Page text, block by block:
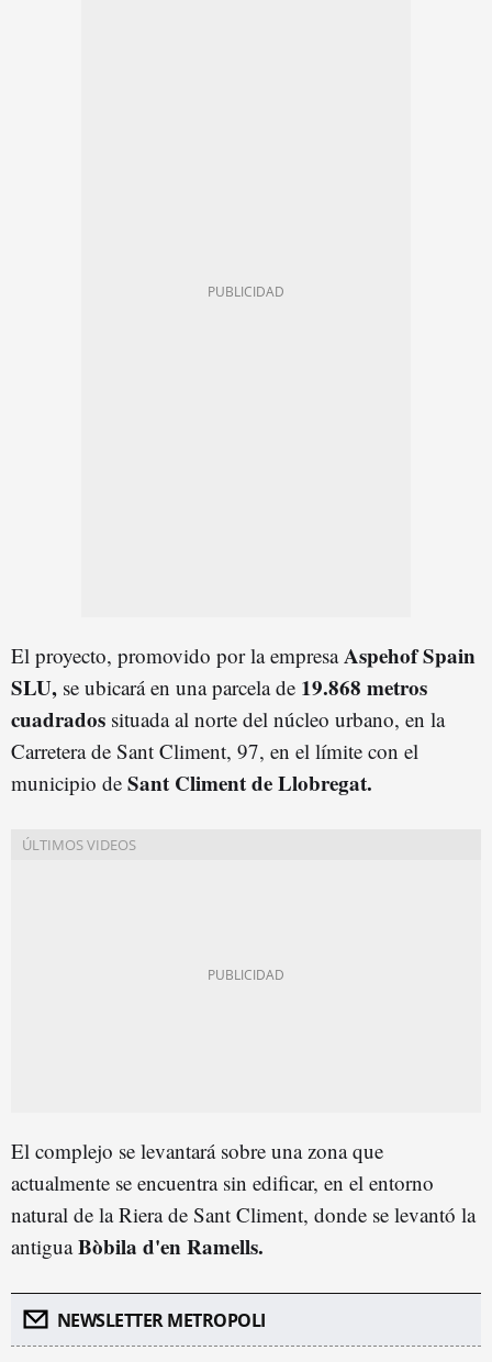
El proyecto, promovido por la empresaAspehof Spain
SLU, se ubicará en una parcela de 19.868 metros
cuadrados situada al norte del núcleo urbano, en la
Carretera de Sant Climent, 97, en el límite con el
municipio de Sant Climent de Llobregat.
El complejo se levantará sobre una zona que
actualmente se encuentra sin edificar, en el entorno
natural de la Riera de Sant Climent, donde se levantó la
antiguaBòbila d'en Ramells.
NEWSLETTER METROPOLI